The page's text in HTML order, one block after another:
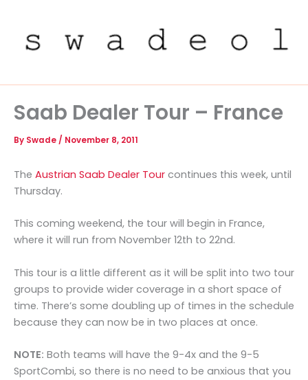
content
Saab Dealer Tour – France
By Swade / November 8, 2011
The Austrian Saab Dealer Tour continues this week, until
Thursday.
This coming weekend, the tour will begin in France,
where it will run from November 12th to 22nd.
This tour is a little different as it will be split into two tour
groups to provide wider coverage in a short space of
time. There’s some doubling up of times in the schedule
because they can now be in two places at once.
NOTE: Both teams will have the 9-4x and the 9-5
SportCombi, so there is no need to be anxious that you